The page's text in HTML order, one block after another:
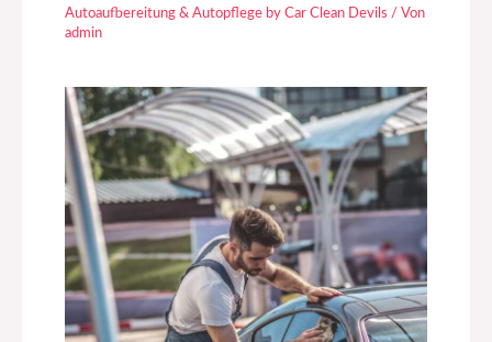
Autoaufbereitung & Autopflege by Car Clean Devils / Von
admin